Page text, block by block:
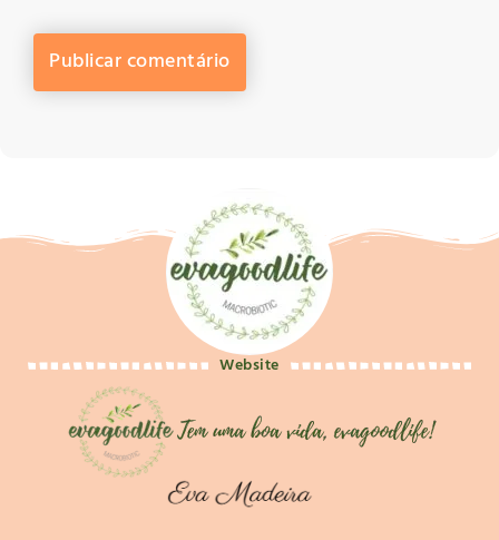
Website